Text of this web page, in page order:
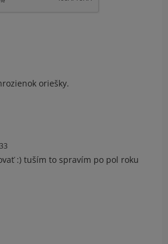
oriešky.
:) tuším to spravím po pol roku